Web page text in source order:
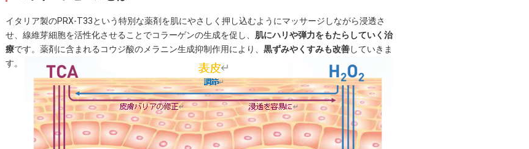
イタリア製のPRX-T33という特別な薬剤を肌にやさしく押し込むようにマッサージしながら浸透さ
せ、線維芽細胞を活性化させることでコラーゲンの生成を促し、 肌にハリや弾力をもたらしていく治
療です。薬剤に含まれるコウジ酸のメラニン生成抑制作用により、 黒ずみやくすみも改善していきま
す。